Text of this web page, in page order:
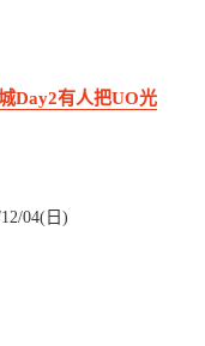
Day2有人把UO光
04(日)